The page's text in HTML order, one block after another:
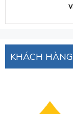
KHÁCH HÀNG